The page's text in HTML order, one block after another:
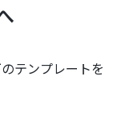
テンプレートを